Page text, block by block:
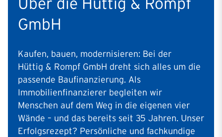
GmbH
Kaufen, bauen, modernisieren: Bei der
Hüttig & Rompf GmbH dreht sich alles um die
passende Baufinanzierung. Als
Immobilienfinanzierer begleiten wir
Menschen auf dem Weg in die eigenen vier
Wände – und das bereits seit 35 Jahren. Unser
Erfolgsrezept? Persönliche und fachkundige